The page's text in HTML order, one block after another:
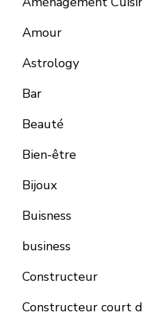
Amour
Astrology
Bar
Beauté
Bien-être
Bijoux
Buisness
business
Constructeur
Constructeur court